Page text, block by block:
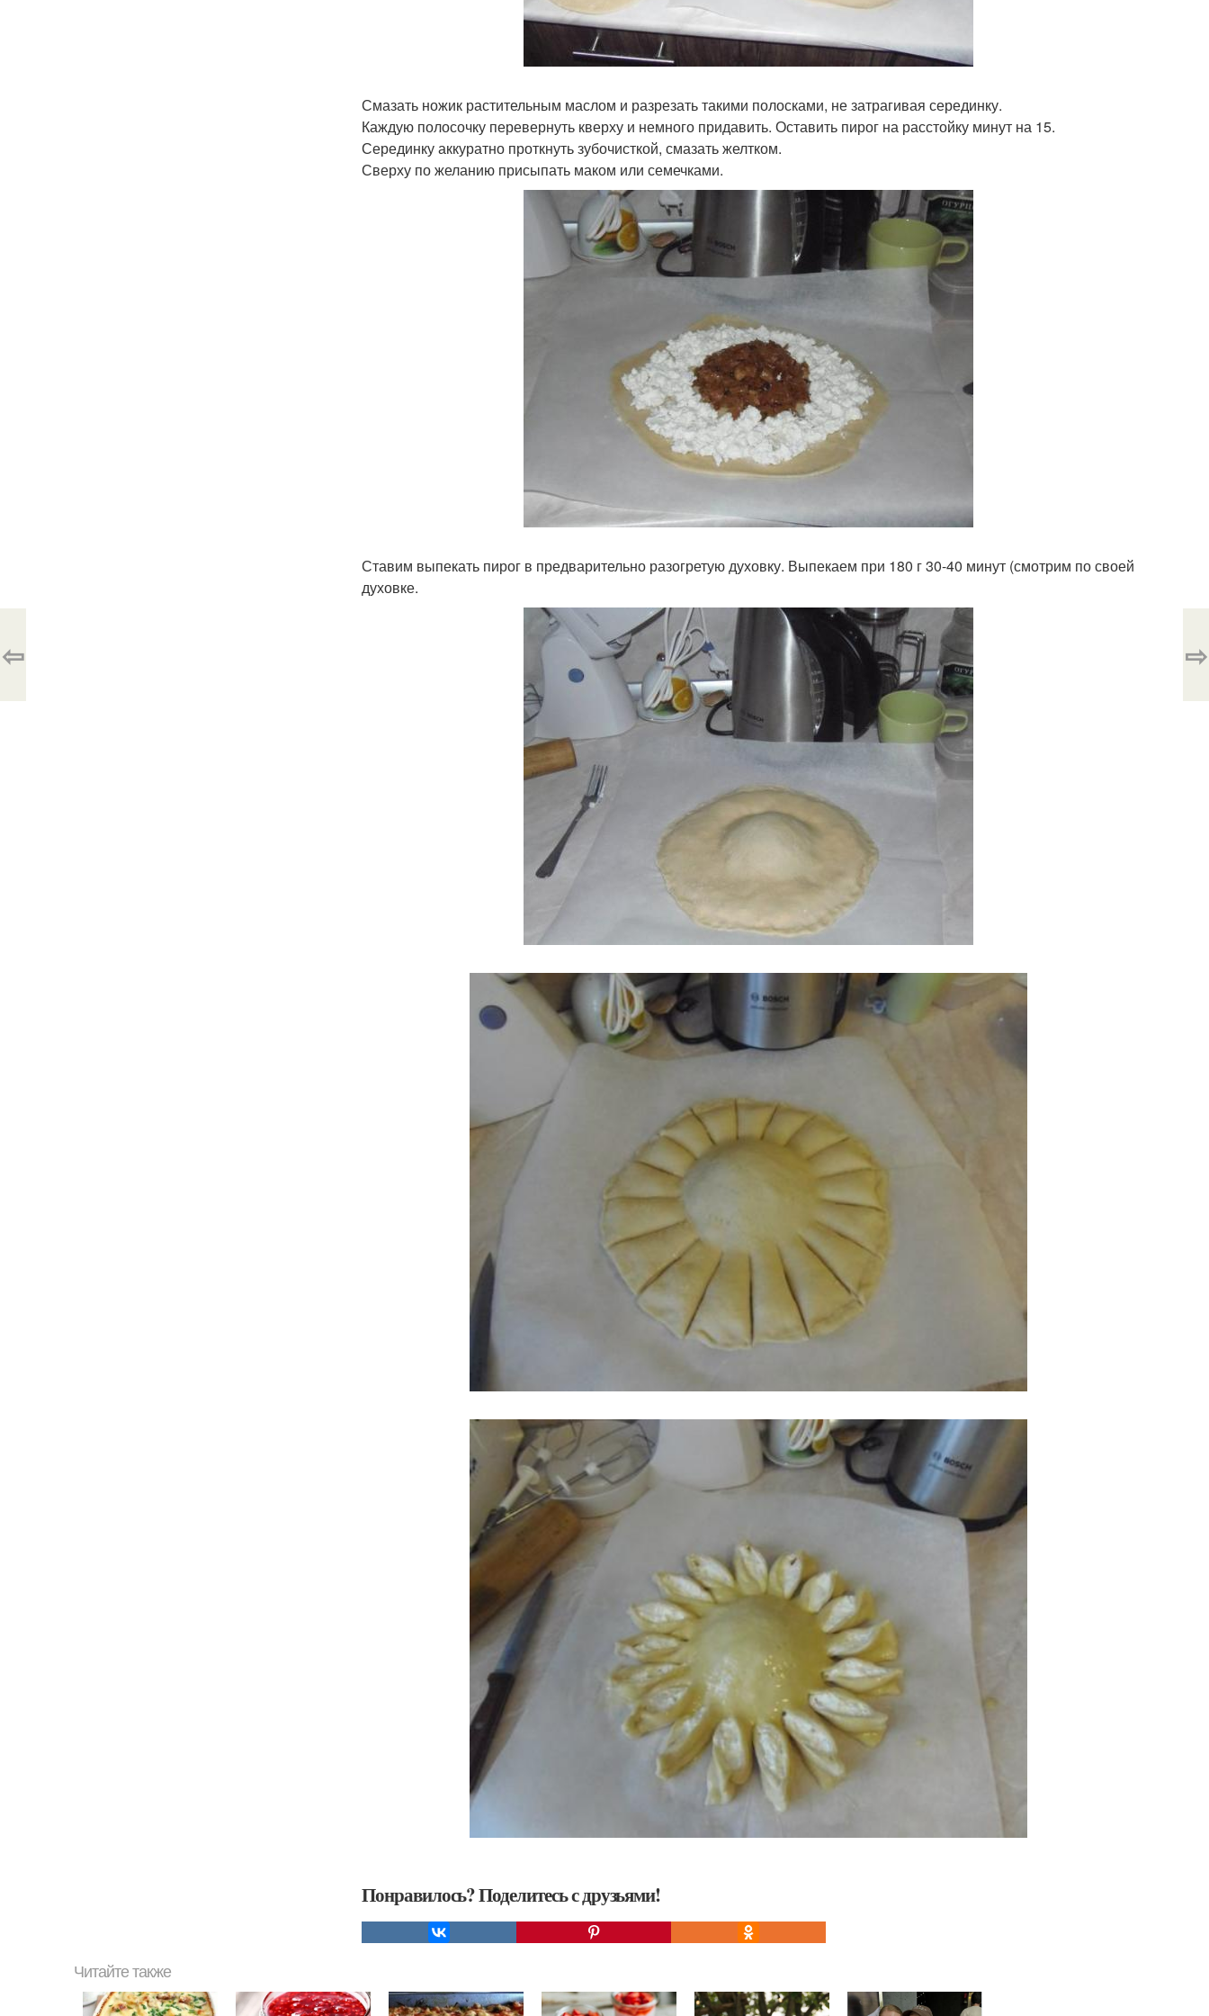
Смазать ножик растительным маслом и разрезать такими полосками, не затрагивая серединку.
Каждую полосочку перевернуть кверху и немного придавить. Оставить пирог на расстойку минут на 15.
Серединку аккуратно проткнуть зубочисткой, смазать желтком.
Сверху по желанию присыпать маком или семечками.
Ставим выпекать пирог в предварительно разогретую духовку. Выпекаем при 180 г 30-40 минут (смотрим по своей
духовке.
Понравилось? Поделитесь с друзьями!
⇦ ⇨
Читайте также